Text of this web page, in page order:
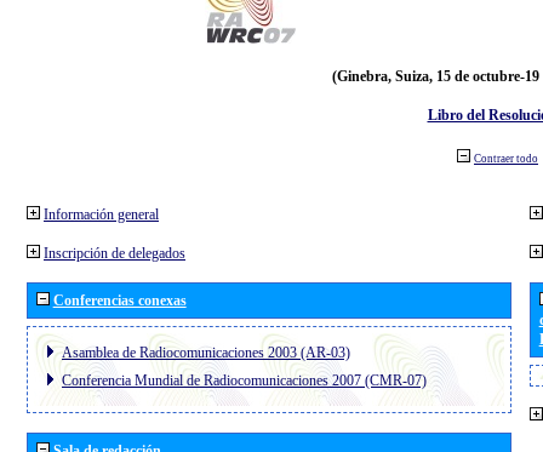
(Ginebra, Suiza, 15 de octubre-19
Libro del
Contraer todo
Información general
Inscripción de delegados
Conferencias conexas
Asamblea de Radiocomunicaciones 2003 (AR-03)
Conferencia Mundial de Radiocomunicaciones 2007 (CMR-07)